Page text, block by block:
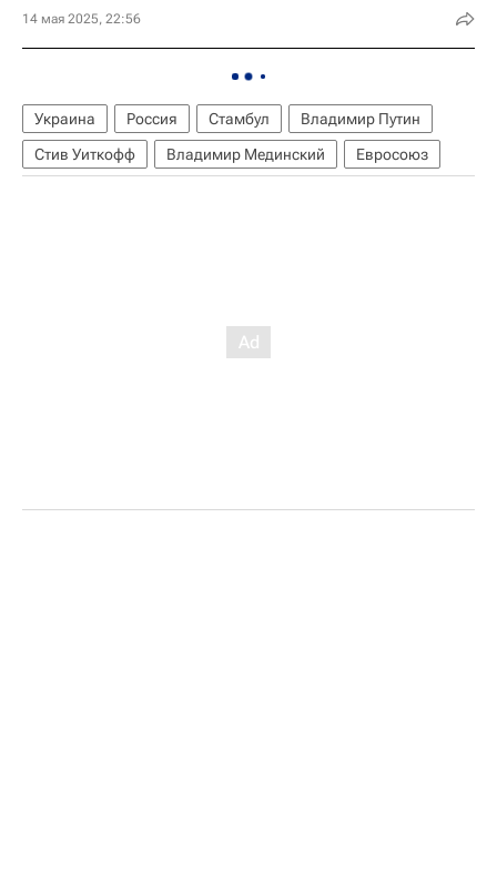
14 мая 2025, 22:56
Украина Россия Стамбул
Владимир Путин
Стив Уиткофф
Владимир Мединский Евросоюз